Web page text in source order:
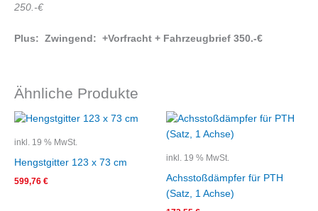
250.-€
Plus: Zwingend: +Vorfracht + Fahrzeugbrief 350.-€
Ähnliche Produkte
inkl. 19 % MwSt.
Hengstgitter 123 x 73 cm
599,76 €
inkl. 19 % MwSt.
Achsstoßdämpfer für PTH
(Satz, 1 Achse)